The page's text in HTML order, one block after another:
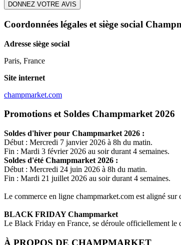
DONNEZ VOTRE AVIS
Coordonnées légales et siège social
Adresse siège social
Paris, France
Site internet
champmarket.com
Promotions et Soldes Champmarket 2026
Soldes d'hiver pour Champmarket 2026 :
Début : Mercredi 7 janvier 2026 à 8h du matin.
Fin : Mardi 3 février 2026 au soir durant 4 semaines.
Soldes d'été Champmarket 2026 :
Début : Mercredi 24 juin 2026 à 8h du matin.
Fin : Mardi 21 juillet 2026 au soir durant 4 semaines.
Le commerce en ligne champmarket.com est aligné sur
BLACK FRIDAYChampmarket
Le Black Friday en France, se déroule officiellement le
À PROPOS DE CHAMPMARKET